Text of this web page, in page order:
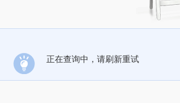
正在查询中，请刷新重试